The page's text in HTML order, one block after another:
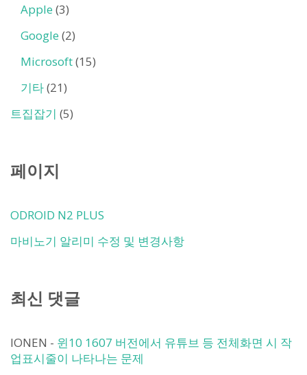
Apple (3)
Google (2)
Microsoft(15)
기타(21)
트집잡기 (5)
페이지
ODROID N2 PLUS
마비노기 알리미 수정 및 변경사항
최신 댓글
IONEN - 윈10 1607 버전에서 유튜브 등 전체화면 시 작
업표시줄이 나타나는 문제